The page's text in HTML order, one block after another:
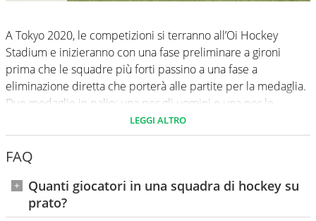
A Tokyo 2020, le competizioni si terranno all’Oi Hockey
Stadium e inizieranno con una fase preliminare a gironi
prima che le squadre più forti passino a una fase a
eliminazione diretta che porterà alle partite per la medaglia.
Due medaglie in palio: una per gli uomini e una per le
LEGGI ALTRO
FAQ
Quanti giocatori in una squadra di hockey su
prato?